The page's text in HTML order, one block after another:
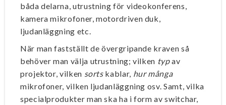
båda delarna, utrustning för videokonferens,
kamera mikrofoner, motordriven duk,
ljudanläggning etc.
När man fastställt de övergripande kraven så
behöver man välja utrustning; vilken typav
projektor, vilken sortskablar, hur många
mikrofoner, vilken ljudanläggning osv. Samt, vilka
specialprodukter man ska ha i form av switchar,